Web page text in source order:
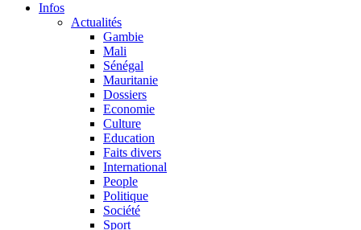
Infos
Actualités
Gambie
Mali
Sénégal
Mauritanie
Dossiers
Economie
Culture
Education
Faits divers
International
People
Politique
Société
Sport